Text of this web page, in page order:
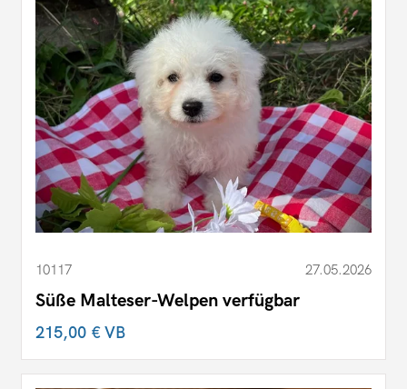
10117 27.05.2026
Süße Malteser-Welpen verfügbar
215,00 €VB